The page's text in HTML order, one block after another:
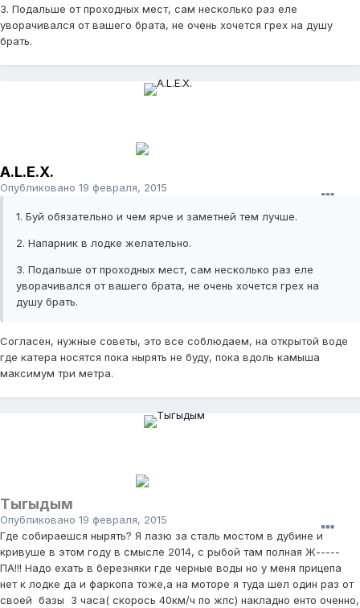
3. Подальше от проходных мест, сам несколько раз еле
уворачивался от вашего брата, не очень хочется грех на душу
брать.
A.L.E.X.
Опубликовано 19 февраля, 2015
1. Буй обязательно и чем ярче и заметней тем лучше.
2. Напарник в лодке желательно.
3. Подальше от проходных мест, сам несколько раз еле
уворачивался от вашего брата, не очень хочется грех на
душу брать.
Согласен, нужные советы, это все соблюдаем, на открытой воде
где катера носятся пока нырять не буду, пока вдоль камыша
максимум три метра.
Тыгыдым
Опубликовано 19 февраля, 2015
Где собираешся нырять? Я лазю за сталь мостом в дубине и
кривуше в этом году в смысле 2014, с рыбой там полная Ж-----
ПА!!! Надо ехать в березняки где черные воды но у меня прицепа
нет к лодке да и фаркопа тоже,а на моторе я туда шел один раз от
своей базы 3 часа( скорось 40км/ч по жпс) накладно енто оченно,